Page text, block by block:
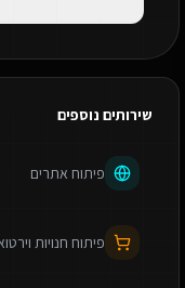
שירותים נוספים
פיתוח אתרים
פיתוח חנויות